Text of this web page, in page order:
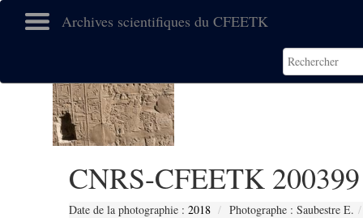
Archives scientifiques du CFEETK
CNRS-CFEETK 200399
Date de la photographie : 2018 Photographe : Saubestre E.